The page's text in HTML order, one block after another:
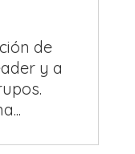
de
y a